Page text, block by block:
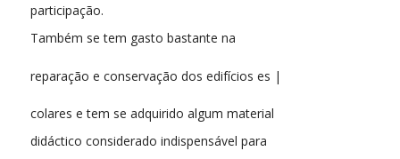
participação.
Também se tem gasto bastante na
reparação e conservação dos edifícios es |
colares e tem se adquirido algum material
didáctico considerado indispensável para